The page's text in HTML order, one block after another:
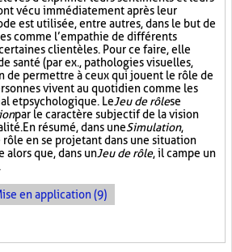
vécu immédiatement après leur
est utilisée, entre autres, dans le but de
comme l’empathie de différents
clientèles. Pour ce faire, elle
santé (par ex., pathologies visuelles,
de permettre à ceux qui jouent le rôle de
vivent au quotidien comme les
et psychologique. LeJeu de rôlese
par le caractère subjectif de la vision
En résumé, dans uneSimulation,
en se projetant dans une situation
alors que, dans unJeu de rôle, il campe un
en application (9)